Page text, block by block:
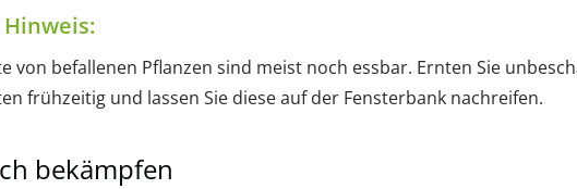
Hinweis:
von befallenen Pflanzen sind meist noch essbar. Ernten Sie
frühzeitig und lassen Sie diese auf der Fensterbank nachreifen.
bekämpfen